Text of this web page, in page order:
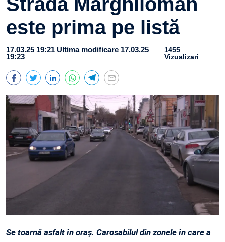
este prima pe listă
17.03.25 19:21 Ultima modificare 17.03.25
19:23
1455
Vizualizari
Se toarnă asfalt în oraș. Carosabilul din zonele în care a